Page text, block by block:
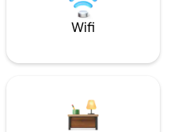
Wifi